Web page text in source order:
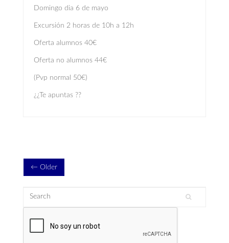
Domingo dia 6 de mayo
Excursión 2 horas de 10h a 12h
Oferta alumnos 40€
Oferta no alumnos 44€
(Pvp normal 50€)
¿¿Te apuntas ??
← Older
Search